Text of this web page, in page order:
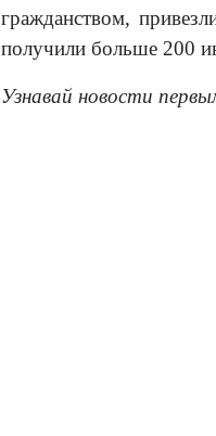
гражданством,
получили больше 200
Узнавай новости